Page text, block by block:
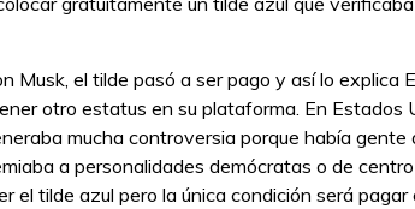
Musk, el tilde pasó a ser pago y así lo explica
otro estatus en su plataforma. En Estados
mucha controversia porque había gente
a personalidades demócratas o de
el tilde azul pero la única condición será pagar